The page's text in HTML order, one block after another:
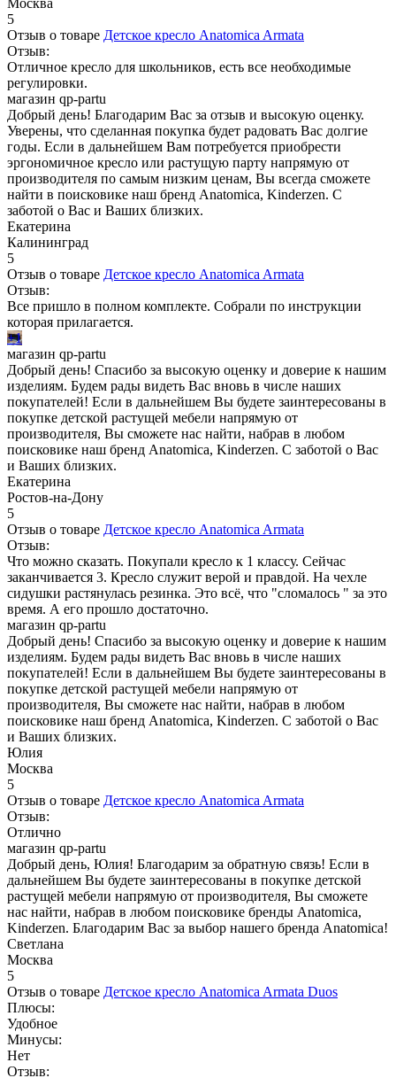
5
Отзыв о товаре Детское кресло Anatomica Armata
Отзыв:
Отличное кресло для школьников, есть все необходимые
регулировки.
магазин qp-partu
Добрый день! Благодарим Вас за отзыв и высокую оценку.
Уверены, что сделанная покупка будет радовать Вас долгие
годы. Если в дальнейшем Вам потребуется приобрести
эргономичное кресло или растущую парту напрямую от
производителя по самым низким ценам, Вы всегда сможете
найти в поисковике наш бренд Anatomica, Kinderzen. С
заботой о Вас и Ваших близких.
Екатерина
Калининград
5
Отзыв о товаре Детское кресло Anatomica Armata
Отзыв:
Все пришло в полном комплекте. Собрали по инструкции
которая прилагается.
+1
магазин qp-partu
Добрый день! Спасибо за высокую оценку и доверие к нашим
изделиям. Будем рады видеть Вас вновь в числе наших
покупателей! Если в дальнейшем Вы будете заинтересованы в
покупке детской растущей мебели напрямую от
производителя, Вы сможете нас найти, набрав в любом
поисковике наш бренд Anatomica, Kinderzen. С заботой о Вас
и Ваших близких.
Екатерина
Ростов-на-Дону
5
Отзыв о товаре Детское кресло Anatomica Armata
Отзыв:
Что можно сказать. Покупали кресло к 1 классу. Сейчас
заканчивается 3. Кресло служит верой и правдой. На чехле
сидушки растянулась резинка. Это всё, что "сломалось " за это
время. А его прошло достаточно.
магазин qp-partu
Добрый день! Спасибо за высокую оценку и доверие к нашим
изделиям. Будем рады видеть Вас вновь в числе наших
покупателей! Если в дальнейшем Вы будете заинтересованы в
покупке детской растущей мебели напрямую от
производителя, Вы сможете нас найти, набрав в любом
поисковике наш бренд Anatomica, Kinderzen. С заботой о Вас
и Ваших близких.
Юлия
Москва
5
Отзыв о товаре Детское кресло Anatomica Armata
Отзыв:
Отлично
магазин qp-partu
Добрый день, Юлия! Благодарим за обратную связь! Если в
дальнейшем Вы будете заинтересованы в покупке детской
растущей мебели напрямую от производителя, Вы сможете
нас найти, набрав в любом поисковике бренды Anatomica,
Kinderzen. Благодарим Вас за выбор нашего бренда Anatomica!
Светлана
Москва
5
Отзыв о товаре Детское кресло Anatomica Armata Duos
Плюсы:
Удобное
Минусы:
Нет
Отзыв: